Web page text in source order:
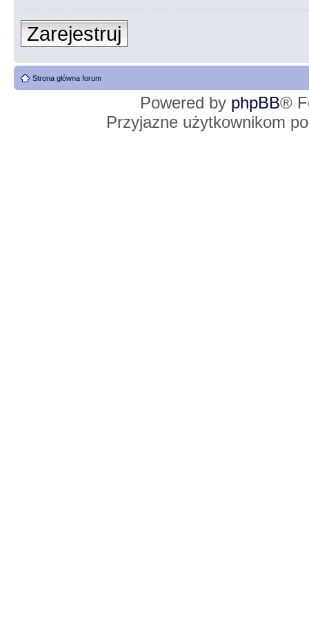
Zarejestruj
Strona główna forum
Powered by phpBB®
Przyjazne użytkownikom